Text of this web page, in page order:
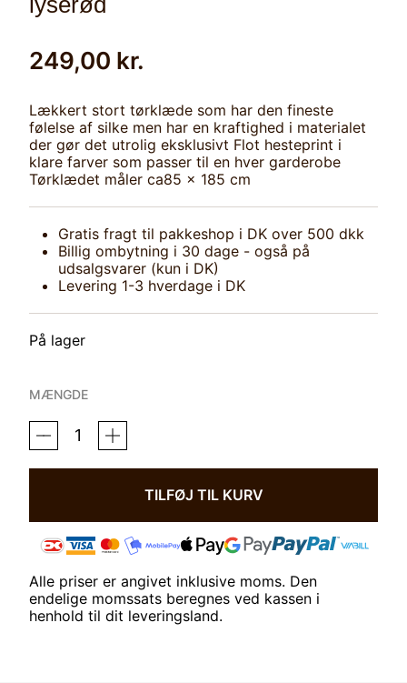
249,00 kr.
Lækkert stort tørklæde som har den fineste
følelse af silke men har en kraftighed i materialet
der gør det utrolig eksklusivt Flot hesteprint i
klare farver som passer til en hver garderobe
Tørklædet måler ca85 x 185 cm
Gratis fragt til pakkeshop i DK over 500 dkk
Billig ombytning i 30 dage - også på
udsalgsvarer (kun i DK)
Levering 1-3 hverdage i DK
På lager
MÆNGDE
TØRKLÆDE
HOLD
HORSES
TILFØJ TIL KURV
Alle priser er angivet inklusive moms. Den
endelige momssats beregnes ved kassen i
henhold til dit leveringsland.